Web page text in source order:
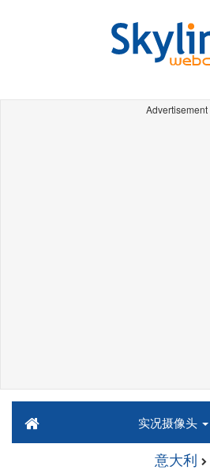
Advertisement
实况摄像头
意大利